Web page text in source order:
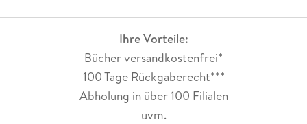
Ihre Vorteile:
Bücher versandkostenfrei*
100 Tage Rückgaberecht***
Abholung in über 100 Filialen
uvm.